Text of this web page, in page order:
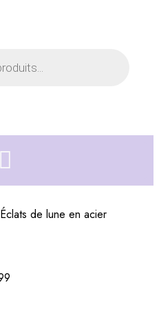
de lune en acier